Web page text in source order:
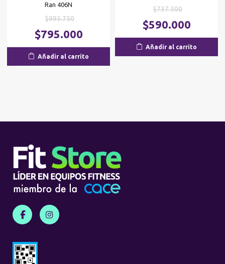
Ran 406N
$993.750El
precio
original
era:
$993.750.
$795.000
es:
Añadir al carrito
$737.500El
precio
original
era:
$737.500.
$590.000
Añadir al carrito